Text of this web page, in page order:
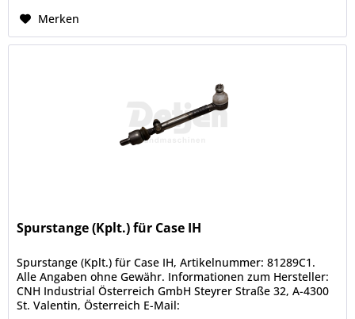
Merken
Spurstange (Kplt.) für Case IH
Spurstange (Kplt.) für Case IH, Artikelnummer: 81289C1.
Alle Angaben ohne Gewähr. Informationen zum Hersteller:
CNH Industrial Österreich GmbH Steyrer Straße 32, A-4300
St. Valentin, Österreich E-Mail: